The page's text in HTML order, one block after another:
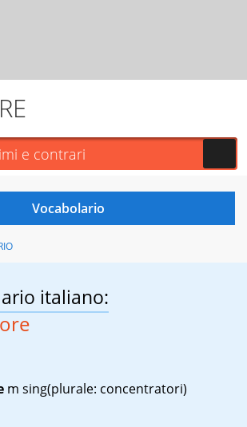
italiano:
m sing(plurale: concentratori)